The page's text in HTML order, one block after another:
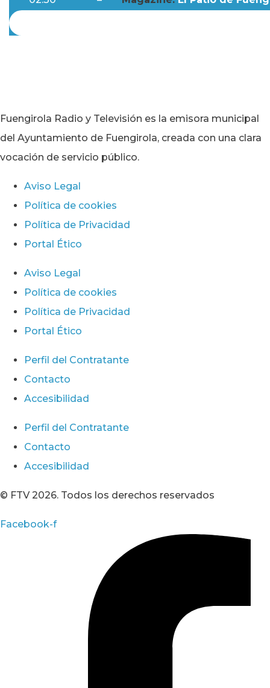
Fuengirola Radio y Televisión es la emisora municipal
del Ayuntamiento de Fuengirola, creada con una clara
vocación de servicio público.
Aviso Legal
Política de cookies
Política de Privacidad
Portal Ético
Aviso Legal
Política de cookies
Política de Privacidad
Portal Ético
Perfil del Contratante
Contacto
Accesibilidad
Perfil del Contratante
Contacto
Accesibilidad
© FTV 2026. Todos los derechos reservados
Facebook-f